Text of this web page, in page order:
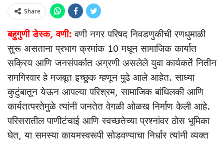
Share
बहुगुणी डेस्क, वणी: वणी नगर परिषद निवडणुकीची रणधुमाळी
सुरू असताना प्रभाग क्रमांक 10 मधून सामाजिक कार्यात
सक्रिय आणि जनसंपर्कात अग्रणी असलेले युवा कार्यकर्ते नितीन
रामगिरवार हे मजबूत इच्छुक म्हणून पुढे आले आहेत. साध्या
कुटुंबातून येऊन आपल्या परिश्रम, सामाजिक बांधिलकी आणि
कार्यतत्परतेमुळे त्यांनी जनतेत वेगळी ओळख निर्माण केली आहे.
परिसरातील पाणीटंचाई आणि स्वच्छतेच्या प्रश्नांवर ठोस भूमिका
घेत, या समस्या कायमस्वरूपी सोडवण्याचा निर्धार त्यांनी व्यक्त